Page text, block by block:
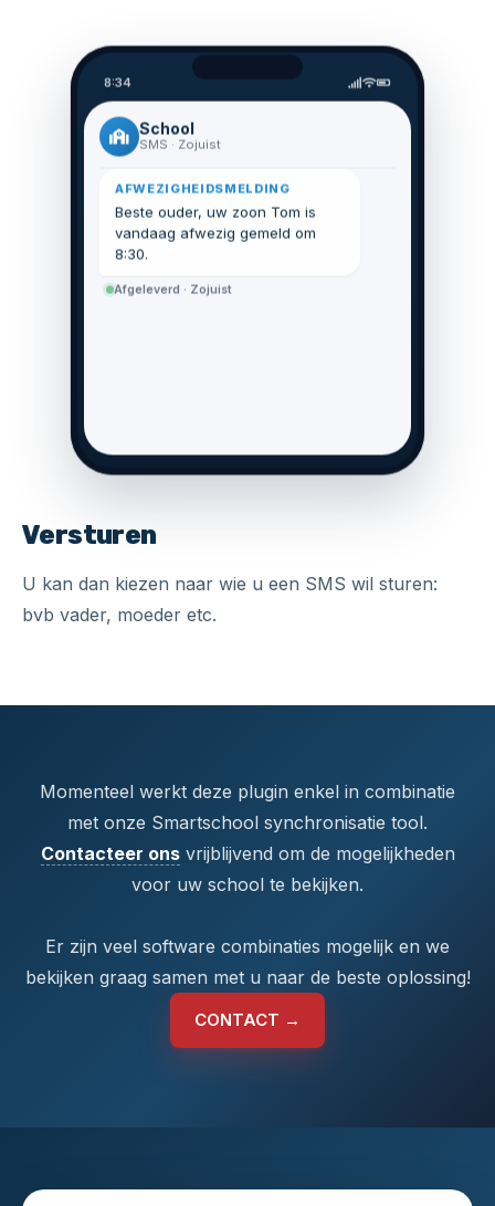
8:34
School
SMS · Zojuist
AFWEZIGHEIDSMELDING
Beste ouder, uw zoon Tom is
vandaag afwezig gemeld om
8:30.
Afgeleverd · Zojuist
Versturen
U kan dan kiezen naar wie u een SMS wil sturen:
bvb vader, moeder etc.
Momenteel werkt deze plugin enkel in combinatie
met onze Smartschool synchronisatie tool.
Contacteer onsvrijblijvend om de mogelijkheden
voor uw school te bekijken.
Er zijn veel software combinaties mogelijk en we
bekijken graag samen met u naar de beste oplossing!
CONTACT →